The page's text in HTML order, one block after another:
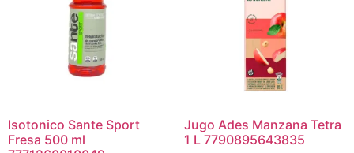
Isotonico Sante Sport
Fresa 500 ml
Jugo Ades Manzana Tetra
1 L 7790895643835